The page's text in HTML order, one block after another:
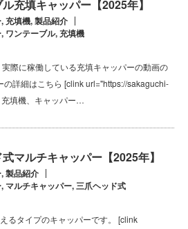
充填キャッパー【2025年】
,充填機,製品紹介
, ワンテーブル,充填機
際に稼働している充填キャッパーの動画の
詳細はこちら [clink url="https://sakaguchi-
填機、キャッパー…
マルチキャッパー【2025年】
,製品紹介
, マルチキャッパー,三爪ヘッド式
るタイプのキャッパーです。 [clink